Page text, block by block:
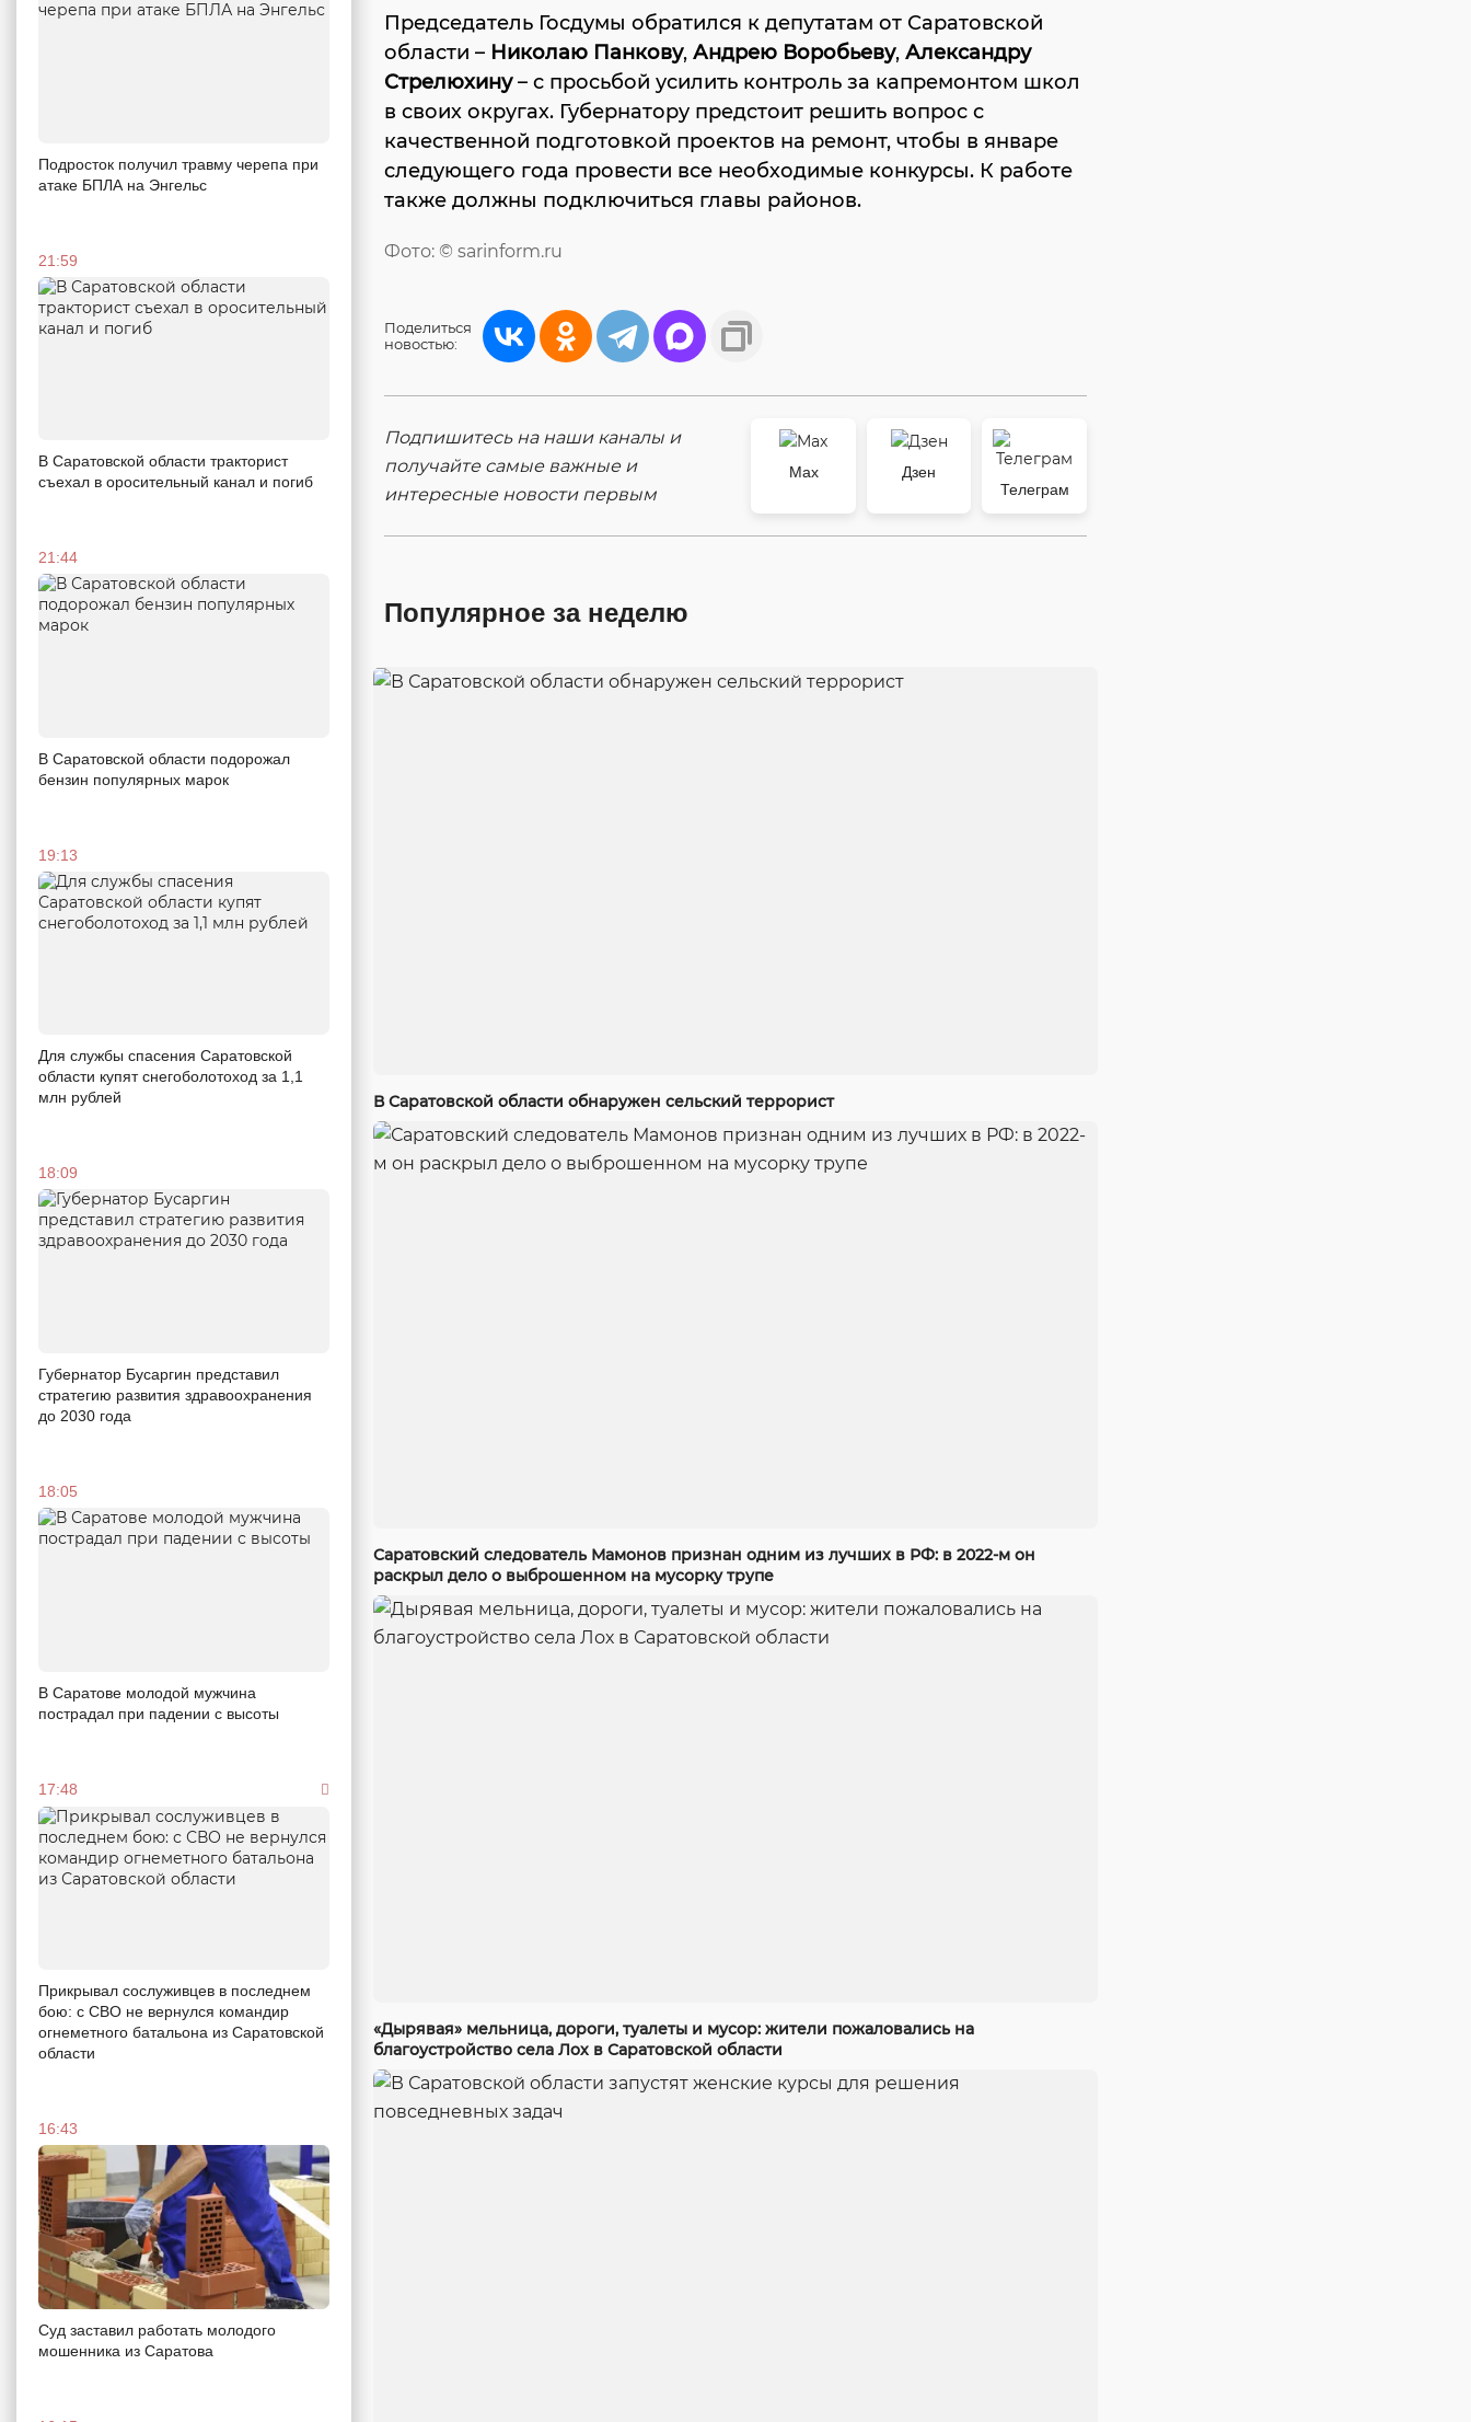
Подросток получил травму черепа при
атаке БПЛА на Энгельс
21:59
В Саратовской области тракторист
съехал в оросительный канал и погиб
21:44
В Саратовской области подорожал
бензин популярных марок
19:13
Для службы спасения Саратовской
области купят снегоболотоход за 1,1
млн рублей
18:09
Губернатор Бусаргин представил
стратегию развития здравоохранения
до 2030 года
18:05
В Саратове молодой мужчина
пострадал при падении с высоты
17:48
Прикрывал сослуживцев в последнем
бою: с СВО не вернулся командир
огнеметного батальона из Саратовской
области
16:43
Суд заставил работать молодого
мошенника из Саратова
Председатель Госдумы обратился к депутатам от Саратовской
области – Николаю Панкову, Андрею Воробьеву, Александру
Стрелюхину– с просьбой усилить контроль за капремонтом школ
в своих округах. Губернатору предстоит решить вопрос с
качественной подготовкой проектов на ремонт, чтобы в январе
следующего года провести все необходимые конкурсы. К работе
также должны подключиться главы районов.
Фото: © sarinform.ru
Поделиться
новостью:
Подпишитесь на наши каналы и
получайте самые важные и
интересные новости первым
Max
Дзен
Телеграм
Популярное за неделю
В Саратовской области обнаружен сельский террорист
Саратовский следователь Мамонов признан одним из лучших в РФ: в 2022-м он
раскрыл дело о выброшенном на мусорку трупе
«Дырявая» мельница, дороги, туалеты и мусор: жители пожаловались на
благоустройство села Лох в Саратовской области